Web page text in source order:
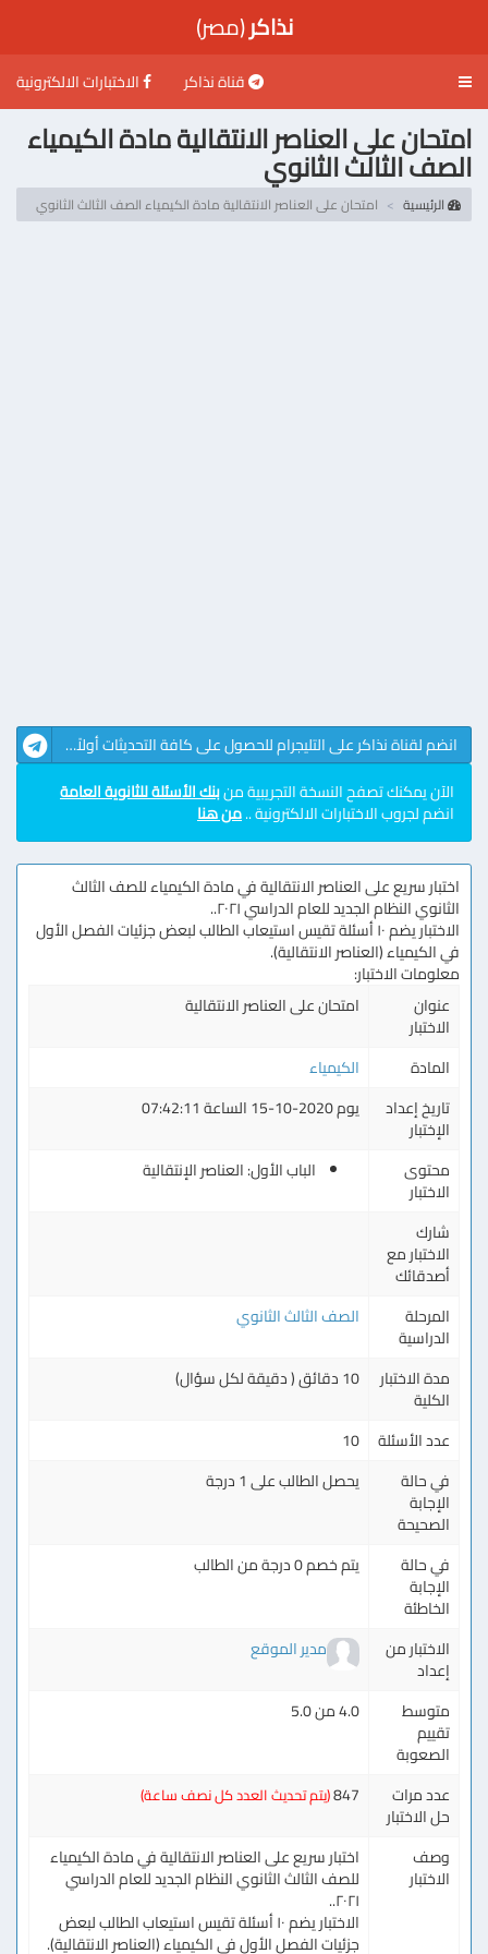
نذاكر(مصر)
Toggle
الاختبارات الالكترونية قناة نذاكر
امتحان على العناصر الانتقالية مادة الكيمياء
الصف الثالث الثانوي
الرئيسية امتحان على العناصر الانتقالية مادة الكيمياء الصف الثالث الثانوي
انضم لقناة نذاكر على التليجرام للحصول على كافة التحديثات أولاً بأول
الآن يمكنك تصفح النسخة التجريبية منبنك الأسئلة للثانوية العامة
انضم لجروب الاختبارات الالكترونية ..من هنا
اختبار سريع على العناصر الانتقالية في مادة الكيمياء للصف الثالث
الثانوي النظام الجديد للعام الدراسي ٢٠٢١..
الاختبار يضم ١٠ أسئلة تقيس استيعاب الطالب لبعض جزئيات الفصل الأول
في الكيمياء (العناصر الانتقالية).
معلومات الاختبار:
عنوان
الاختبار
امتحان على العناصر الانتقالية
المادة
الكيمياء
تاريخ إعداد
الإختبار
يوم 2020-10-15 الساعة 07:42:11
محتوى
الاختبار
الباب الأول: العناصر الإنتقالية
شارك
الاختبار مع
أصدقائك
المرحلة
الدراسية
الصف الثالث الثانوي
مدة الاختبار
الكلية
10 دقائق ( دقيقة لكل سؤال)
عدد الأسئلة
10
في حالة
الإجابة
الصحيحة
يحصل الطالب على 1 درجة
في حالة
الإجابة
الخاطئة
يتم خصم 0 درجة من الطالب
الاختبار من
إعداد
مدير الموقع
متوسط
تقييم
الصعوبة
4.0 من 5.0
عدد مرات
حل الاختبار
847(يتم تحديث العدد كل نصف ساعة)
وصف
الاختبار
اختبار سريع على العناصر الانتقالية في مادة الكيمياء
للصف الثالث الثانوي النظام الجديد للعام الدراسي
٢٠٢١..
الاختبار يضم ١٠ أسئلة تقيس استيعاب الطالب لبعض
جزئيات الفصل الأول في الكيمياء (العناصر الانتقالية).